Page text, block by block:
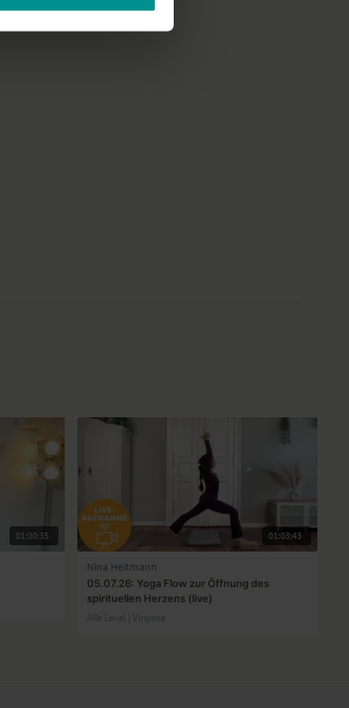
01:00:35 01:03:43
Nina Heitmann
05.07.26: Yoga Flow zur Öffnung des
spirituellen Herzens (live)
Alle Level | Vinyasa